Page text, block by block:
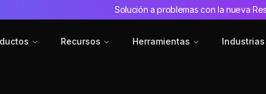
Solución a problemas con la nueva
Recursos Herramientas Industrias